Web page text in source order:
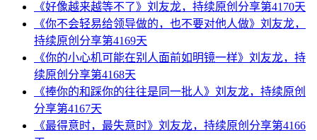
《好像越来越等不了》刘友龙，持续原创分享第4170天
《你不会轻易给领导做的，也不要对他人做》刘友龙，
持续原创分享第4169天
《你的小心机可能在别人面前如明镜一样》刘友龙，持
续原创分享第4168天
《捧你的和踩你的往往是同一批人》刘友龙，持续原创
分享第4167天
《最得意时，最失意时》刘友龙，持续原创分享第4166